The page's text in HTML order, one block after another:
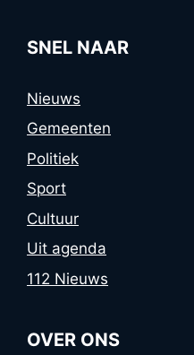
SNEL NAAR
Nieuws
Gemeenten
Politiek
Sport
Cultuur
Uit agenda
112 Nieuws
OVER ONS